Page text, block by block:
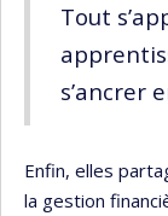
Tout
s’ancrer
Enfin, elles
la gestion